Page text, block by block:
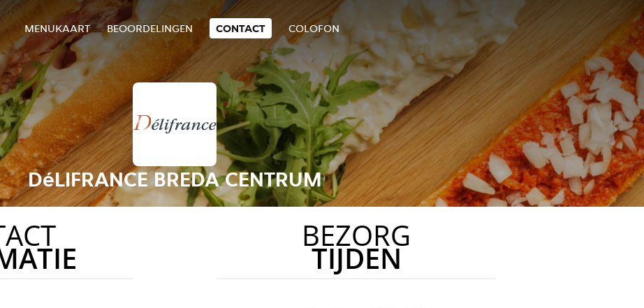
MENUKAART BEOORDELINGEN CONTACT COLOFON
DéLIFRANCE BREDA CENTRUM
BEZORG
TIJDEN